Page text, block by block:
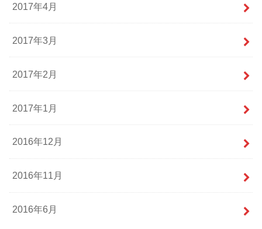
2017年4月
2017年3月
2017年2月
2017年1月
2016年12月
2016年11月
2016年6月